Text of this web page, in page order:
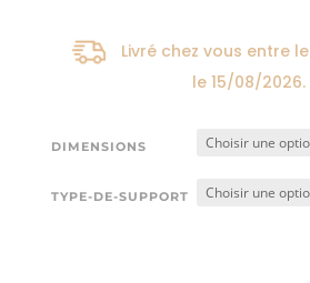
Livré chez vous entre le
le 15/08/2026.
DIMENSIONS
TYPE-DE-SUPPORT